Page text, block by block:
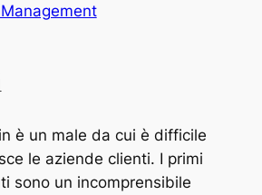
è un male da cui è difficile
le aziende clienti. I primi
sono un incomprensibile